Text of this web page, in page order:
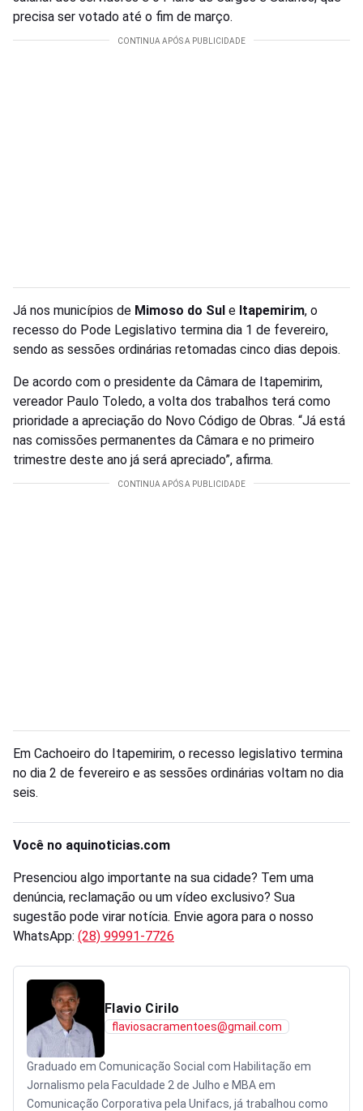
precisa ser votado até o fim de março.
Já nos municípios de Mimoso do Sul e Itapemirim, o
recesso do Pode Legislativo termina dia 1 de fevereiro,
sendo as sessões ordinárias retomadas cinco dias depois.
De acordo com o presidente da Câmara de Itapemirim,
vereador Paulo Toledo, a volta dos trabalhos terá como
prioridade a apreciação do Novo Código de Obras. “Já está
nas comissões permanentes da Câmara e no primeiro
trimestre deste ano já será apreciado”, afirma.
Em Cachoeiro do Itapemirim, o recesso legislativo termina
no dia 2 de fevereiro e as sessões ordinárias voltam no dia
seis.
Você no aquinoticias.com
Presenciou algo importante na sua cidade? Tem uma
denúncia, reclamação ou um vídeo exclusivo? Sua
sugestão pode virar notícia. Envie agora para o nosso
WhatsApp: (28) 99991-7726
Flavio Cirilo
flaviosacramentoes@gmail.com
Graduado em Comunicação Social com Habilitação em
Jornalismo pela Faculdade 2 de Julho e MBA em
Comunicação Corporativa pela Unifacs, já trabalhou como